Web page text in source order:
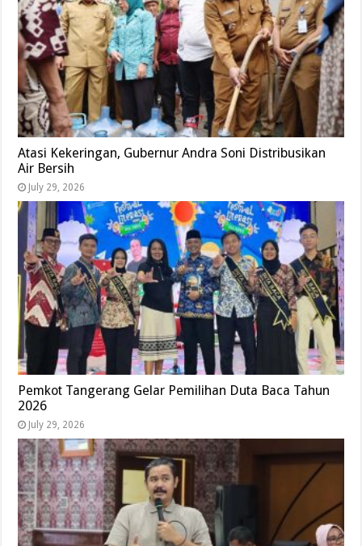
Atasi Kekeringan, Gubernur Andra Soni Distribusikan
Air Bersih
July 29, 2026
Pemkot Tangerang Gelar Pemilihan Duta Baca Tahun
2026
July 29, 2026